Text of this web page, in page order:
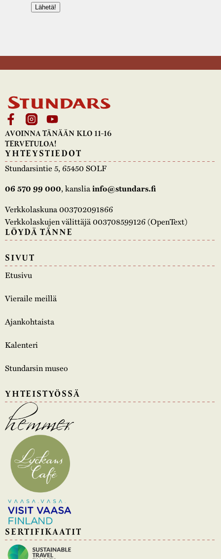
AVOINNA TÄNÄÄN KLO 11-16
TERVETULOA!
YHTEYSTIEDOT
Stundarsintie 5, 65450 SOLF
06 570 99 000, kansliainfo@stundars.fi
Verkkolaskuna 003702091866
Verkkolaskujen välittäjä 003708599126 (OpenText)
LÖYDÄ TÄNNE
SIVUT
Etusivu
Vieraile meillä
Ajankohtaista
Kalenteri
Stundarsin museo
YHTEISTYÖSSÄ
SERTIFIKAATIT